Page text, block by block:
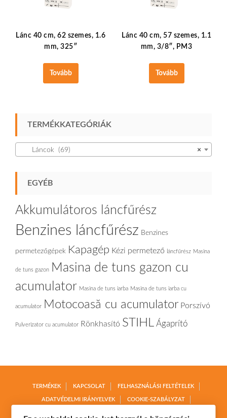
Lánc 40 cm, 62 szemes, 1.6
mm, 325″
Tovább
Lánc 40 cm, 57 szemes, 1.1
mm, 3/8″, PM3
Tovább
TERMÉKKATEGÓRIÁK
×
Láncok (69)
EGYÉB
Akkumulátoros láncfűrész
Benzines láncfűrész Benzines
permetezőgépek Kapagép Kézi permetező láncfűrész Masina
de tuns gazon
Masina de tuns gazon cu
acumulator Masina de tuns iarba Masina de tuns iarba cu
acumulator Motocoasă cu acumulator Porszívó
Pulverizator cu acumulator Rönkhasító STIHL Ágaprító
TERMÉKEK KAPCSOLAT FELHASZNÁLÁSI FELTÉTELEK
ADATVÉDELMI IRÁNYELVEK COOKIE-SZABÁLYZAT